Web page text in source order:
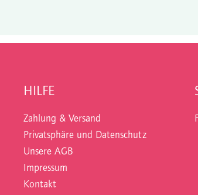
HILFE
Zahlung & Versand
Privatsphäre und Datenschutz
Unsere AGB
Impressum
Kontakt